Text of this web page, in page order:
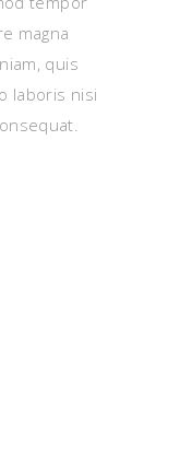
magna
quis
laboris nisi